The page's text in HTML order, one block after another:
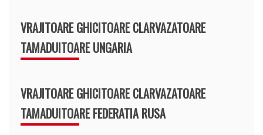
VRAJITOARE GHICITOARE CLARVAZATOARE
TAMADUITOARE UNGARIA
VRAJITOARE GHICITOARE CLARVAZATOARE
TAMADUITOARE FEDERATIA RUSA